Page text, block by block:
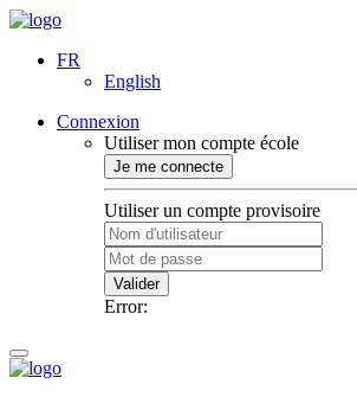
FR
English
Connexion
Utiliser mon compte école
Je me connecte
Utiliser un compte provisoire
Valider
Error: